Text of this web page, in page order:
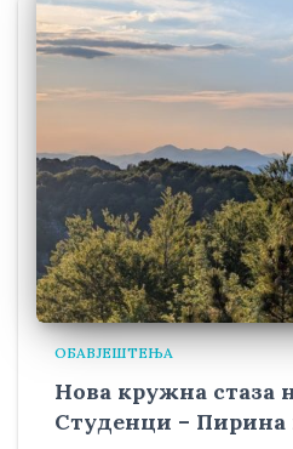
ОБАВЈЕШТЕЊА
Нова кружна стаза
Студенци –